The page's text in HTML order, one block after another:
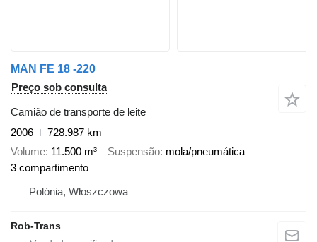
MAN FE 18 -220
Preço sob consulta
Camião de transporte de leite
2006
728.987 km
Volume 11.500 m³ Suspensão mola/pneumática
3 compartimento
Polónia, Włoszczowa
Rob-Trans